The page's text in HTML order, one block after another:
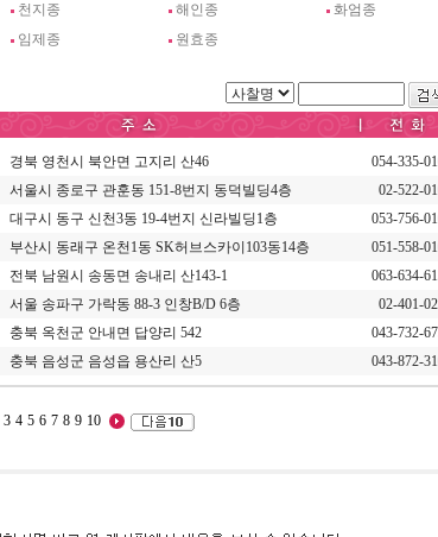
천지종
해인종
화엄종
임제종
원효종
경북 영천시 북안면 고지리 산46
054-335-
서울시 종로구 관훈동 151-8번지 동덕빌딩4층
02-522-
대구시 동구 신천3동 19-4번지 신라빌딩1층
053-756-
부산시 동래구 온천1동 SK허브스카이103동14층
051-558-
전북 남원시 송동면 송내리 산143-1
063-634-
서울 송파구 가락동 88-3 인창B/D 6층
02-401-
충북 옥천군 안내면 답양리 542
043-732-
충북 음성군 음성읍 용산리 산5 043-872-
3 4 5 6 7 8 9 10